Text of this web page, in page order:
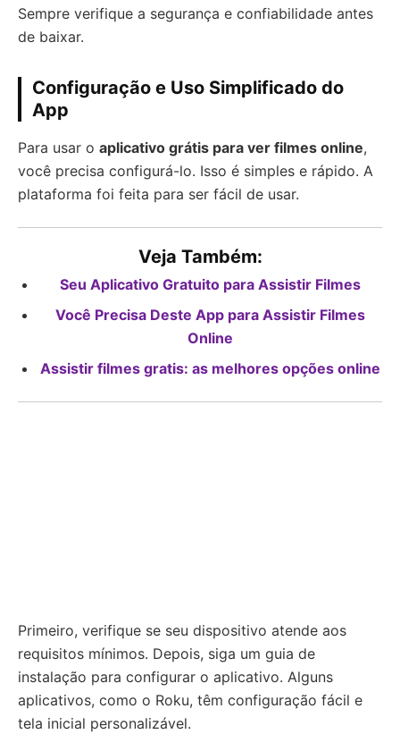
Sempre verifique a segurança e confiabilidade antes
de baixar.
Configuração e Uso Simplificado do
App
Para usar o aplicativo grátis para ver filmes online,
você precisa configurá-lo. Isso é simples e rápido. A
plataforma foi feita para ser fácil de usar.
Veja Também:
Seu Aplicativo Gratuito para Assistir Filmes
Você Precisa Deste App para Assistir Filmes
Online
Assistir filmes gratis: as melhores opções online
Primeiro, verifique se seu dispositivo atende aos
requisitos mínimos. Depois, siga um guia de
instalação para configurar o aplicativo. Alguns
aplicativos, como o Roku, têm configuração fácil e
tela inicial personalizável.